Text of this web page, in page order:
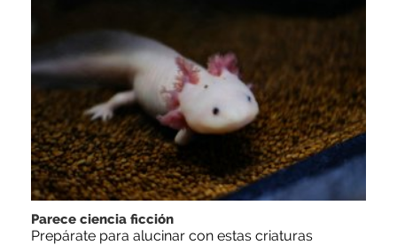
Parece ciencia ficción
Prepárate para alucinar con estas criaturas